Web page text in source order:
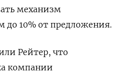
механизм
до 10% от предложения.
Рейтер, что
компании